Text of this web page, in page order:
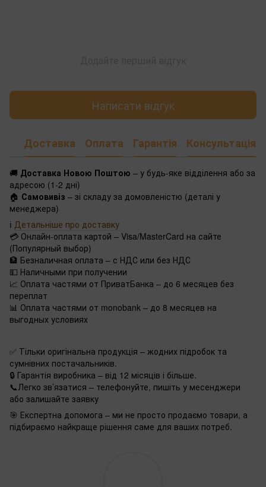
Написати відгук
Доставка Оплата Гарантія Консультація
🚚 Доставка Новою Поштою – у будь-яке відділення або за
адресою (1-2 дні)
🏠 Самовивіз – зі складу за домовленістю (деталі у
менеджера)
ℹ️ Детальніше про доставку
💳 Онлайн-оплата картой – Visa/MasterCard на сайте
(Популярный выбор)
🏦 Безналичная оплата – с НДС или без НДС
💵 Наличными при получении
📈 Оплата частями от ПриватБанка – до 6 месяцев без
переплат
📊 Оплата частями от monobank – до 8 месяцев на
выгодных условиях
✅ Тільки оригінальна продукція – жодних підробок та
сумнівних постачальників.
🔒 Гарантія виробника – від 12 місяців і більше.
📞Легко зв’язатися – телефонуйте, пишіть у месенджери
або залишайте заявку
🎯 Експертна допомога – ми не просто продаємо товари, а
підбираємо найкраще рішення саме для ваших потреб.